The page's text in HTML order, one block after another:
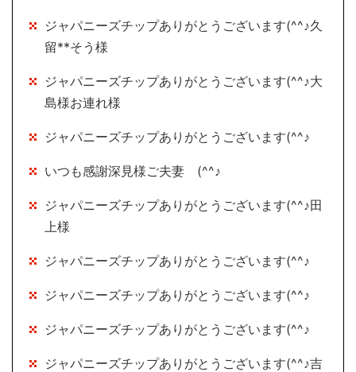
ジャパニーズチップありがとうございます(^^♪久
留**そう様
ジャパニーズチップありがとうございます(^^♪大
島様お連れ様
ジャパニーズチップありがとうございます(^^♪
いつも感謝深見様ご夫妻 (^^♪
ジャパニーズチップありがとうございます(^^♪田
上様
ジャパニーズチップありがとうございます(^^♪
ジャパニーズチップありがとうございます(^^♪
ジャパニーズチップありがとうございます(^^♪
ジャパニーズチップありがとうございます(^^♪吉